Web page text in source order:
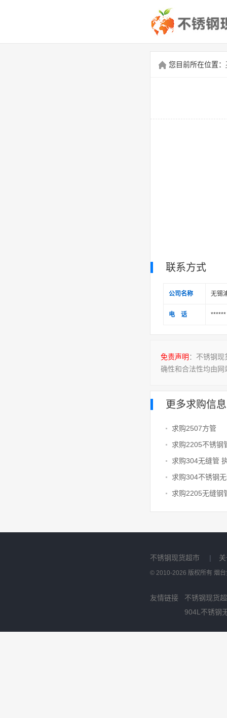
您目前所在位置：
联系方式
公司名称 无锡
电 话 ******
免责声明 ：不锈钢
确性和合法性均由
更多求购信息
求购2507方管
求购2205不锈钢
求购304无缝管
求购304不锈钢
求购2205无缝钢
不锈钢现货超市 |
© 2010-2026 版权所有 烟
友情链接
不锈钢现货
904L不锈钢